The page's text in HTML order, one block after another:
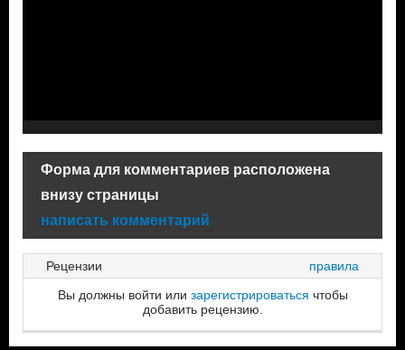
Форма для комментариев расположена
внизу страницы
написать комментарий
Рецензии
правила
Вы должны войти или зарегистрироваться чтобы
добавить рецензию.